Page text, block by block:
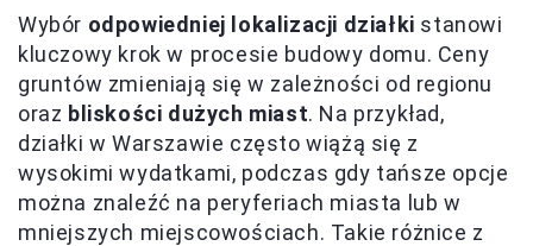
Wybór odpowiedniej lokalizacji działki stanowi
kluczowy krok w procesie budowy domu. Ceny
gruntów zmieniają się w zależności od regionu
oraz bliskości dużych miast. Na przykład,
działki w Warszawie często wiążą się z
wysokimi wydatkami, podczas gdy tańsze opcje
można znaleźć na peryferiach miasta lub w
mniejszych miejscowościach. Takie różnice z